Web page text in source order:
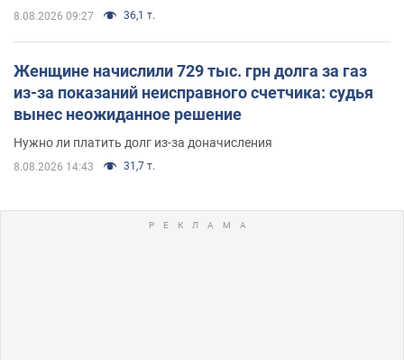
8.08.2026 09:27 36,1 т.
Женщине начислили 729 тыс. грн долга за газ
из-за показаний неисправного счетчика: судья
вынес неожиданное решение
Нужно ли платить долг из-за доначисления
8.08.2026 14:43 31,7 т.